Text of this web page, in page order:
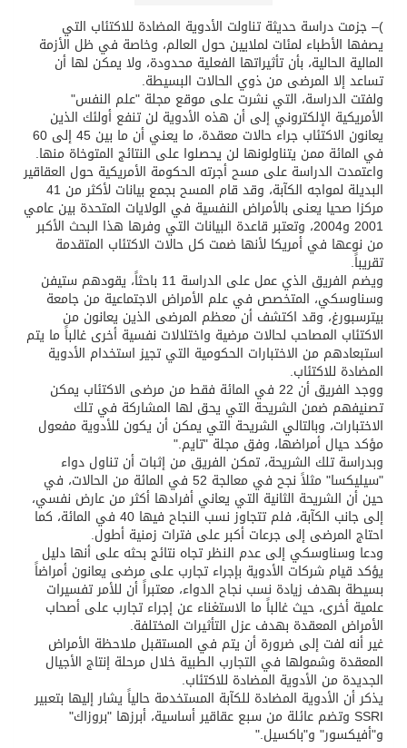
كسوة الكعبة تعتلي البيت العتيق
“سبيس إكس” تطلق 24 قمرًا صناعيًا جديدًا إلى الفضاء
)– جزمت دراسة حديثة تناولت الأدوية المضادة للاكتئاب التي
يصفها الأطباء لمئات لملايين حول العالم، وخاصة في ظل الأزمة
المالية الحالية، بأن تأثيراتها الفعلية محدودة، ولا يمكن لها أن
تساعد إلا المرضى من ذوي الحالات البسيطة.
ولفتت الدراسة، التي نشرت على موقع مجلة "علم النفس"
الأمريكية الإلكتروني إلى أن هذه الأدوية لن تنفع أولئك الذين
يعانون الاكتئاب جراء حالات معقدة، ما يعني أن ما بين 45 إلى 60
في المائة ممن يتناولونها لن يحصلوا على النتائج المتوخاة منها.
واعتمدت الدراسة على مسح أجرته الحكومة الأمريكية حول العقاقير
البديلة لمواجه الكآبة، وقد قام المسح بجمع بيانات لأكثر من 41
مركزا صحيا يعنى بالأمراض النفسية في الولايات المتحدة بين عامي
2001 و2004، وتعتبر قاعدة البيانات التي وفرها هذا البحث الأكبر
من نوعها في أمريكا لأنها ضمت كل حالات الاكتئاب المتقدمة
تقريباً.
ويضم الفريق الذي عمل على الدراسة 11 باحثاً، يقودهم ستيفن
وسناوسكي، المتخصص في علم الأمراض الاجتماعية من جامعة
بيترسبورغ، وقد اكتشف أن معظم المرضى الذين يعانون من
الاكتئاب المصاحب لحالات مرضية واختلالات نفسية أخرى غالباً ما يتم
استبعادهم من الاختبارات الحكومية التي تجيز استخدام الأدوية
المضادة للاكتئاب.
ووجد الفريق أن 22 في المائة فقط من مرضى الاكتئاب يمكن
تصنيفهم ضمن الشريحة التي يحق لها المشاركة في تلك
الاختبارات، وبالتالي الشريحة التي يمكن أن يكون للأدوية مفعول
مؤكد حيال أمراضها، وفق مجلة "تايم."
وبدراسة تلك الشريحة، تمكن الفريق من إثبات أن تناول دواء
"سيليكسا" مثلاً نجح في معالجة 52 في المائة من الحالات، في
حين أن الشريحة الثانية التي يعاني أفرادها أكثر من عارض نفسي،
إلى جانب الكآبة، فلم تتجاوز نسب النجاح فيها 40 في المائة، كما
احتاج المرضى إلى جرعات أكبر على فترات زمنية أطول.
ودعا وسناوسكي إلى عدم النظر تجاه نتائج بحثه على أنها دليل
يؤكد قيام شركات الأدوية بإجراء تجارب على مرضى يعانون أمراضاً
بسيطة بهدف زيادة نسب نجاح الدواء، معتبراً أن للأمر تفسيرات
علمية أخرى، حيث غالباً ما الاستغناء عن إجراء تجارب على أصحاب
الأمراض المعقدة بهدف عزل التأثيرات المختلفة.
غير أنه لفت إلى ضرورة أن يتم في المستقبل ملاحظة الأمراض
المعقدة وشمولها في التجارب الطبية خلال مرحلة إنتاج الأجيال
الجديدة من الأدوية المضادة للاكتئاب.
يذكر أن الأدوية المضادة للكآبة المستخدمة حالياً يشار إليها بتعبير
SSRI وتضم عائلة من سبع عقاقير أساسية، أبرزها "بروزاك"
و"أفيكسور" و"باكسيل."